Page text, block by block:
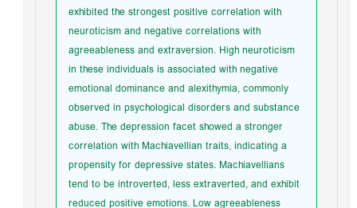
exhibited the strongest positive correlation with
neuroticism and negative correlations with
agreeableness and extraversion. High neuroticism
in these individuals is associated with negative
emotional dominance and alexithymia, commonly
observed in psychological disorders and substance
abuse. The depression facet showed a stronger
correlation with Machiavellian traits, indicating a
propensity for depressive states. Machiavellians
tend to be introverted, less extraverted, and exhibit
reduced positive emotions. Low agreeableness